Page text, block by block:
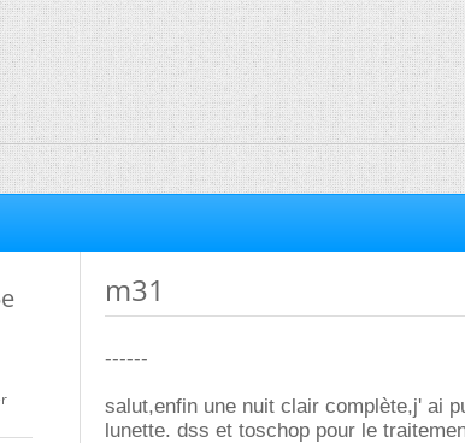
m31
------
salut,enfin une nuit clair complète,j' ai
lunette. dss et toschop pour le